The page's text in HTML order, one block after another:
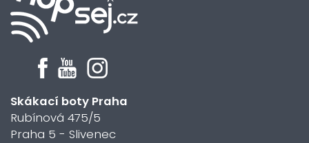
Skákací boty Praha
Rubínová 475/5
Praha 5 - Slivenec